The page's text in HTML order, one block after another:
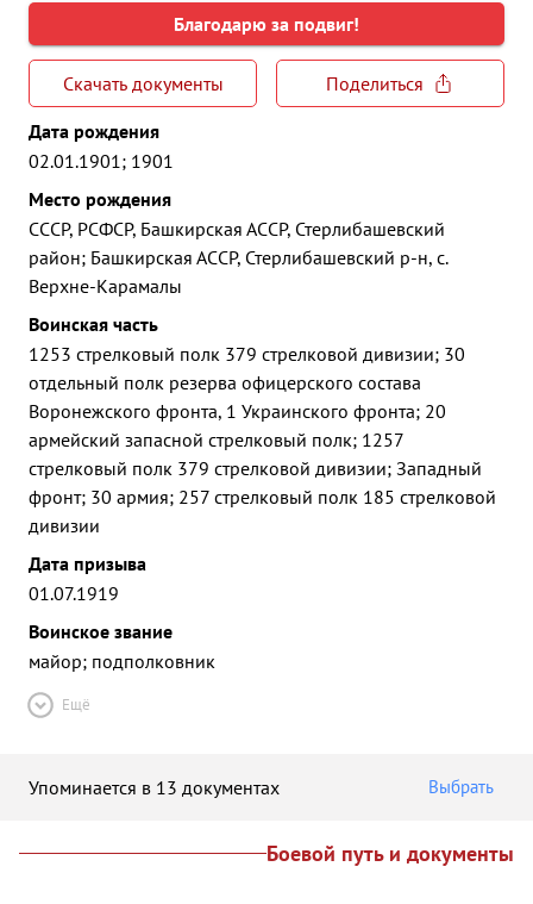
Благодарю за подвиг!
Скачать документы
Поделиться
Дата рождения
02.01.1901; 1901
Место рождения
СССР, РСФСР, Башкирская АССР, Стерлибашевский
район; Башкирская АССР, Стерлибашевский р-н, с.
Верхне-Карамалы
Воинская часть
1253 стрелковый полк 379 стрелковой дивизии; 30
отдельный полк резерва офицерского состава
Воронежского фронта, 1 Украинского фронта; 20
армейский запасной стрелковый полк; 1257
стрелковый полк 379 стрелковой дивизии; Западный
фронт; 30 армия; 257 стрелковый полк 185 стрелковой
дивизии
Дата призыва
01.07.1919
Воинское звание
майор; подполковник
Ещё
Упоминается в 13 документах Выбрать
Боевой путь и документы